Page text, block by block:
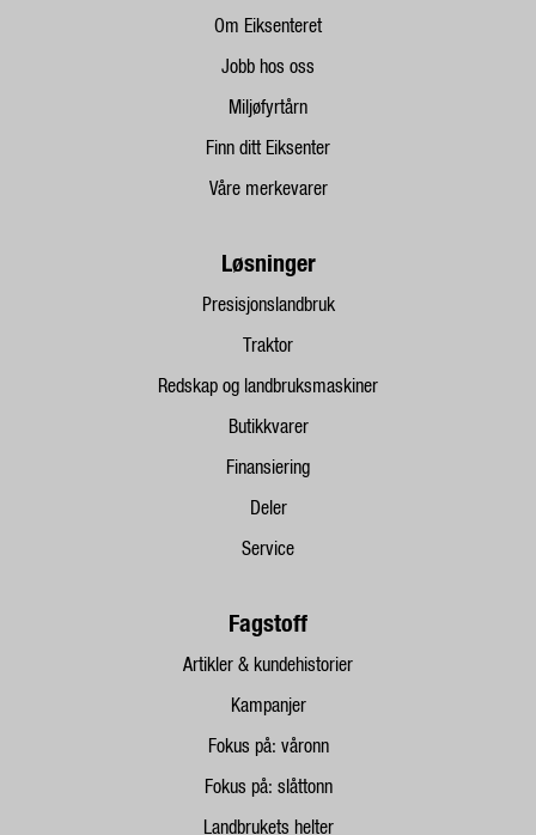
Om Eiksenteret
Jobb hos oss
Miljøfyrtårn
Finn ditt Eiksenter
Våre merkevarer
Løsninger
Presisjonslandbruk
Traktor
Redskap og landbruksmaskiner
Butikkvarer
Finansiering
Deler
Service
Fagstoff
Artikler & kundehistorier
Kampanjer
Fokus på: våronn
Fokus på: slåttonn
Landbrukets helter